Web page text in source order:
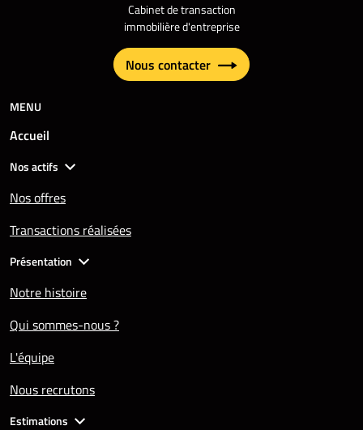
Cabinet de transaction
immobilière d'entreprise
Nous contacter
MENU
Accueil
Nos actifs
Nos offres
Transactions réalisées
Présentation
Notre histoire
Qui sommes-nous ?
L'équipe
Nous recrutons
Estimations